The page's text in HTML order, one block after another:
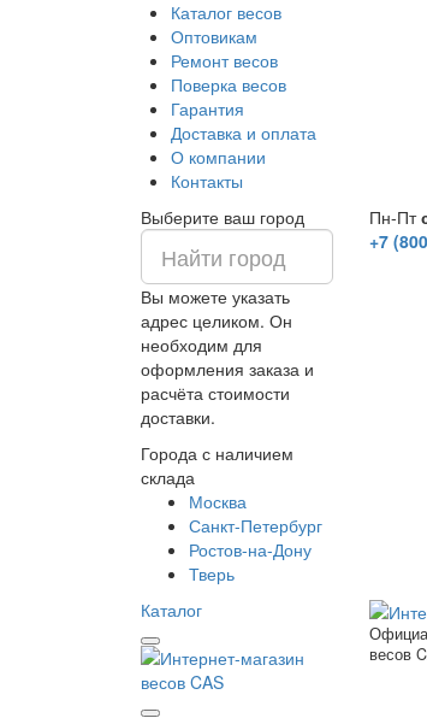
Каталог весов
Оптовикам
Ремонт весов
Поверка весов
Гарантия
Доставка и оплата
О компании
Контакты
Выберите ваш город
Вы можете указать
адрес целиком. Он
необходим для
оформления заказа и
расчёта стоимости
доставки.
Города с наличием
склада
Москва
Санкт-Петербург
Ростов-на-Дону
Тверь
Пн-Пт
+7
Каталог
весов